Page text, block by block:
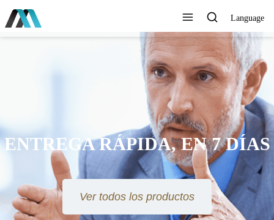
Language
ENTREGA RÁPIDA, EN 7 DÍAS
Ver todos los productos